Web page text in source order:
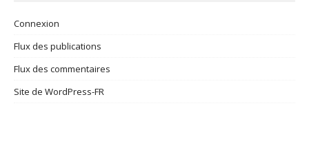
Connexion
Flux des publications
Flux des commentaires
Site de WordPress-FR